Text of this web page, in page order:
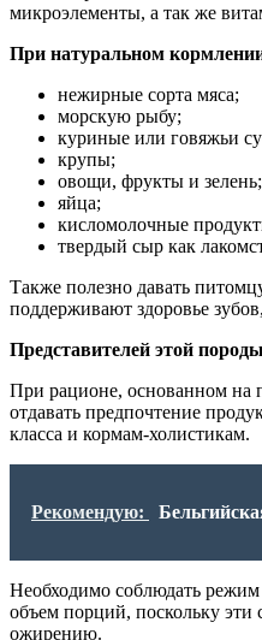
микроэлементы, а так же
При натуральном
нежирные сорта мяса;
морскую рыбу;
куриные или говяжьи
крупы;
овощи, фрукты и зелень;
яйца;
кисломолочные
твердый сыр как
Также полезно давать
поддерживают здоровье
Представителей этой
При рационе, основанном на
отдавать предпочтение
класса и кормам-холистикам.
Рекомендую:
Необходимо соблюдать
объем порций, поскольку
ожирению.